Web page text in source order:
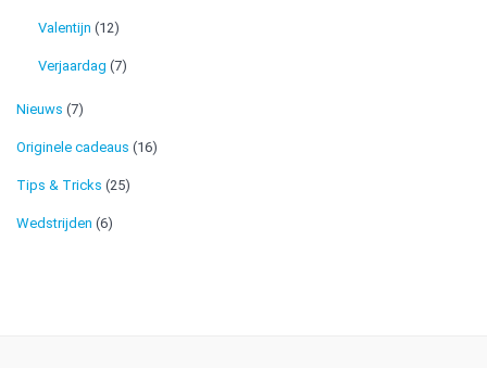
Valentijn (12)
Verjaardag (7)
Nieuws (7)
Originele cadeaus (16)
Tips & Tricks (25)
Wedstrijden (6)